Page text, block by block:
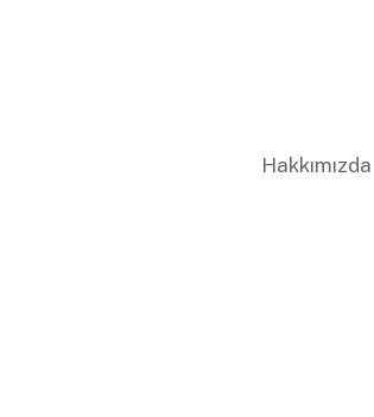
Hakkımızda